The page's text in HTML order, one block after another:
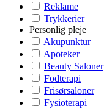
Reklame
Trykkerier
Personlig pleje
Akupunktur
Apoteker
Beauty Saloner
Fodterapi
Frisørsaloner
Fysioterapi